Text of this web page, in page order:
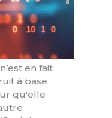
en fait
à base
qu'elle